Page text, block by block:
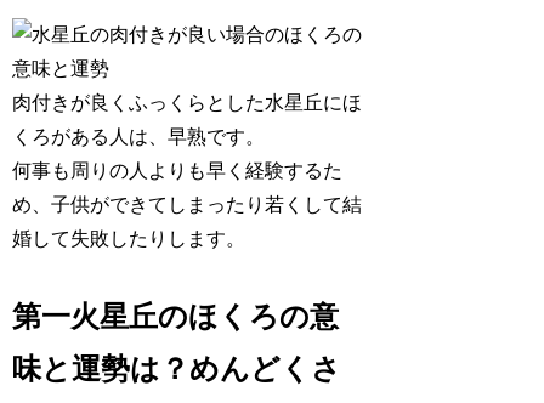
肉付きが良くふっくらとした水星丘にほ
くろがある人は、早熟です。
何事も周りの人よりも早く経験するた
め、子供ができてしまったり若くして結
婚して失敗したりします。
第一火星丘のほくろの意
味と運勢は？めんどくさ